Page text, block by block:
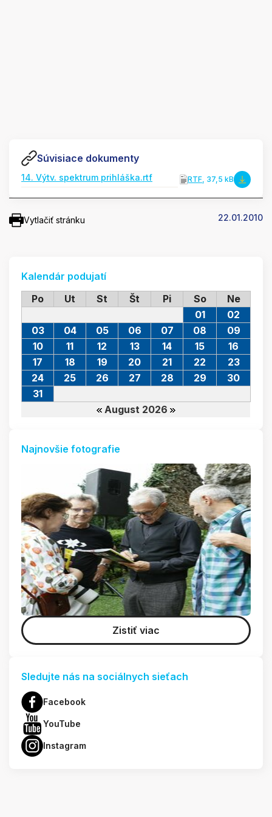
Súvisiace dokumenty
14. Výtv. spektrum prihláška.rtf RTF, 37,5 kB
Vytlačiť stránku 22.01.2010
Kalendár podujatí
Po
Ut St Št Pi So Ne
August 2026
01
02
03
04 05 06 07 08
09
10
11 12 13 14 15
16
17
18 19 20 21 22
23
24
25 26 27 28 29
30
31
Najnovšie fotografie
Zistiť viac
Sledujte nás na sociálnych sieťach
Facebook
YouTube
Instagram